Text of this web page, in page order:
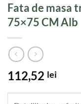
Fata de masa
75×75 CM Alb
112,52 lei